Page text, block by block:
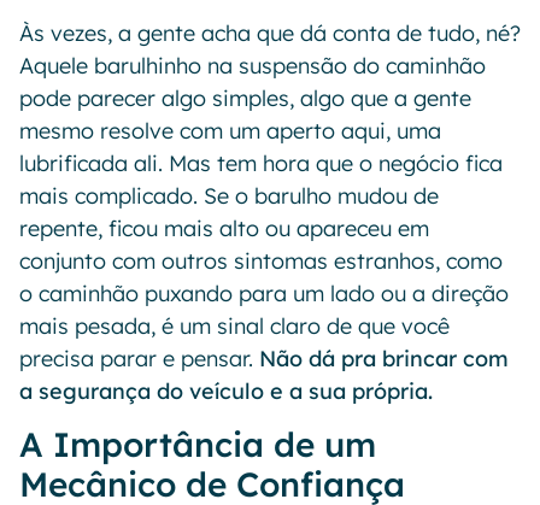
Às vezes, a gente acha que dá conta de tudo, né?
Aquele barulhinho na suspensão do caminhão
pode parecer algo simples, algo que a gente
mesmo resolve com um aperto aqui, uma
lubrificada ali. Mas tem hora que o negócio fica
mais complicado. Se o barulho mudou de
repente, ficou mais alto ou apareceu em
conjunto com outros sintomas estranhos, como
o caminhão puxando para um lado ou a direção
mais pesada, é um sinal claro de que você
precisa parar e pensar. Não dá pra brincar com
a segurança do veículo e a sua própria.
A Importância de um
Mecânico de Confiança